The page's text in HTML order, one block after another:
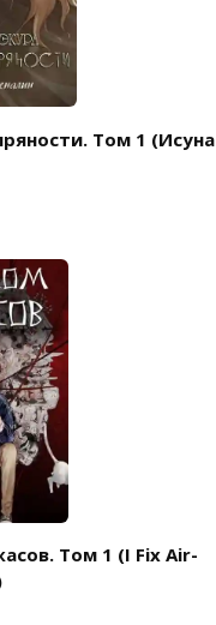
Том 1 (Исуна
Том 1 (I Fix Air-